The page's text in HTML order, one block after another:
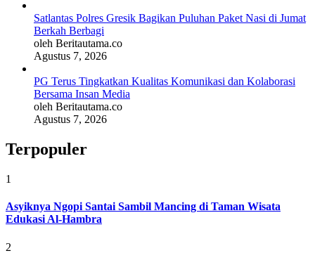
Satlantas Polres Gresik Bagikan Puluhan Paket Nasi di Jumat
Berkah Berbagi
oleh Beritautama.co
Agustus 7, 2026
PG Terus Tingkatkan Kualitas Komunikasi dan Kolaborasi
Bersama Insan Media
oleh Beritautama.co
Agustus 7, 2026
Terpopuler
1
Asyiknya Ngopi Santai Sambil Mancing di Taman Wisata
Edukasi Al-Hambra
2